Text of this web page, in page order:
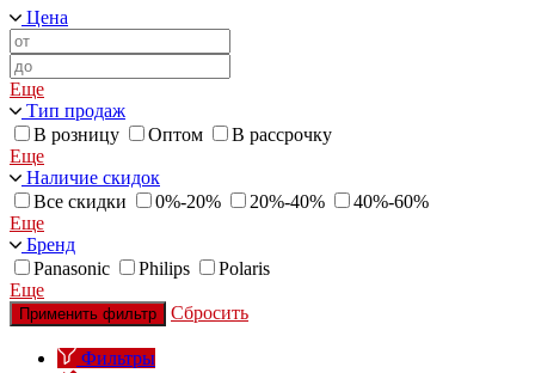
Цена
Еще
Тип продаж
В розницу
Оптом
В рассрочку
Еще
Наличие скидок
Все скидки
0%-20% 20%-40%
40%-60%
Еще
Бренд
Panasonic
Philips
Polaris
Еще
Применить фильтр Сбросить
Фильтры